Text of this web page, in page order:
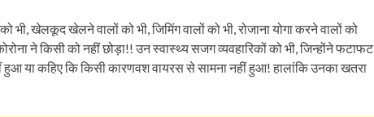
भी, खेलकूद खेलने वालों को भी, जिमिंग वालों को भी, रोजाना योगा करने वालों को
ने किसी को नहीं छोड़ा!! उन स्वास्थ्य सजग व्यवहारिकों को भी, जिन्होंने फटाफट
हुआ या कहिए कि किसी कारणवश वायरस से सामना नहीं हुआ! हालांकि उनका खतरा